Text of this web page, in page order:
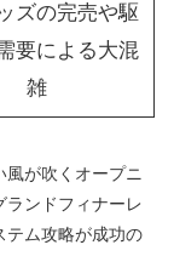
ズの完売や駆
要による大混
雑
風が吹くオープニ
ランドフィナーレ
テム攻略が成功の